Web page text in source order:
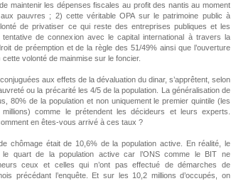
maintenir les dépenses fiscales au profit des nantis au moment
pauvres ; 2) cette véritable OPA sur le patrimoine public à
de privatiser ce qui reste des entreprises publiques et les
de connexion avec le capital international à travers la
de préemption et de la règle des 51/49% ainsi que l’ouverture
volonté de mainmise sur le foncier.
aux effets de la dévaluation du dinar, s’apprêtent, selon
ou la précarité les 4/5 de la population. La généralisation de
80% de la population et non uniquement le premier quintile (les
comme le prétendent les décideurs et leurs experts.
en êtes-vous arrivé à ces taux ?
chômage était de 10,6% de la population active. En réalité, le
le quart de la population active car l’ONS comme le BIT ne
ceux et celles qui n’ont pas effectué de démarches de
précédant l’enquête. Et sur les 10,2 millions d’occupés, on